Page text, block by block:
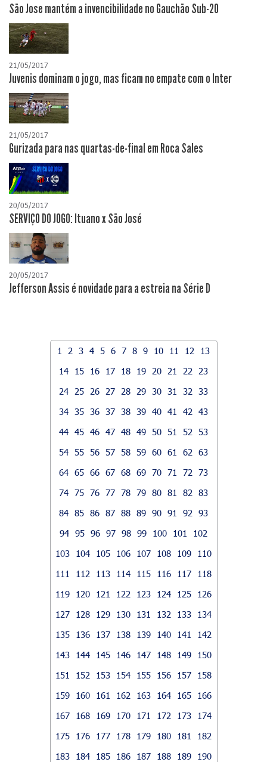
São Jose mantém a invencibilidade no Gauchão Sub-20
21/05/2017
Juvenis dominam o jogo, mas ficam no empate com o Inter
21/05/2017
Gurizada para nas quartas-de-final em Roca Sales
20/05/2017
SERVIÇO DO JOGO: Ituano x São José
20/05/2017
Jefferson Assis é novidade para a estreia na Série D
1 2 3 4 5 6 7 8 9 10 11 12
13
14
15 16 17 18 19 20 21 22
23
24
25 26 27 28 29 30 31 32
33
34 35 36 37 38 39 40 41 42
43
44 45 46 47 48 49 50 51 52
53
54 55 56 57 58 59 60 61 62
63
64 65 66 67 68 69 70 71 72
73
74 75 76 77 78 79 80 81 82
83
84 85 86 87 88 89 90 91 92
93
94 95 96 97 98 99 100 101
102
103
104 105 106 107 108 109
110
111
112 113 114 115 116 117
118
119
120 121 122 123 124 125
126
127
128 129 130 131 132 133
134
135
136 137 138 139 140 141
142
143
144 145 146 147 148 149
150
151
152 153 154 155 156 157
158
159
160 161 162 163 164 165
166
167
168 169 170 171 172 173
174
175
176 177 178 179 180 181
182
183
184 185 186 187 188 189
190